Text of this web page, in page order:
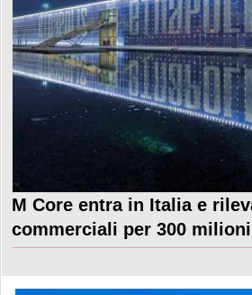
M Core entra in Italia e
commerciali per 300 milioni